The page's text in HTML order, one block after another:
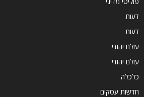
דעות
דעות
עולם יהודי
עולם יהודי
כלכלה
חדשות עסקים